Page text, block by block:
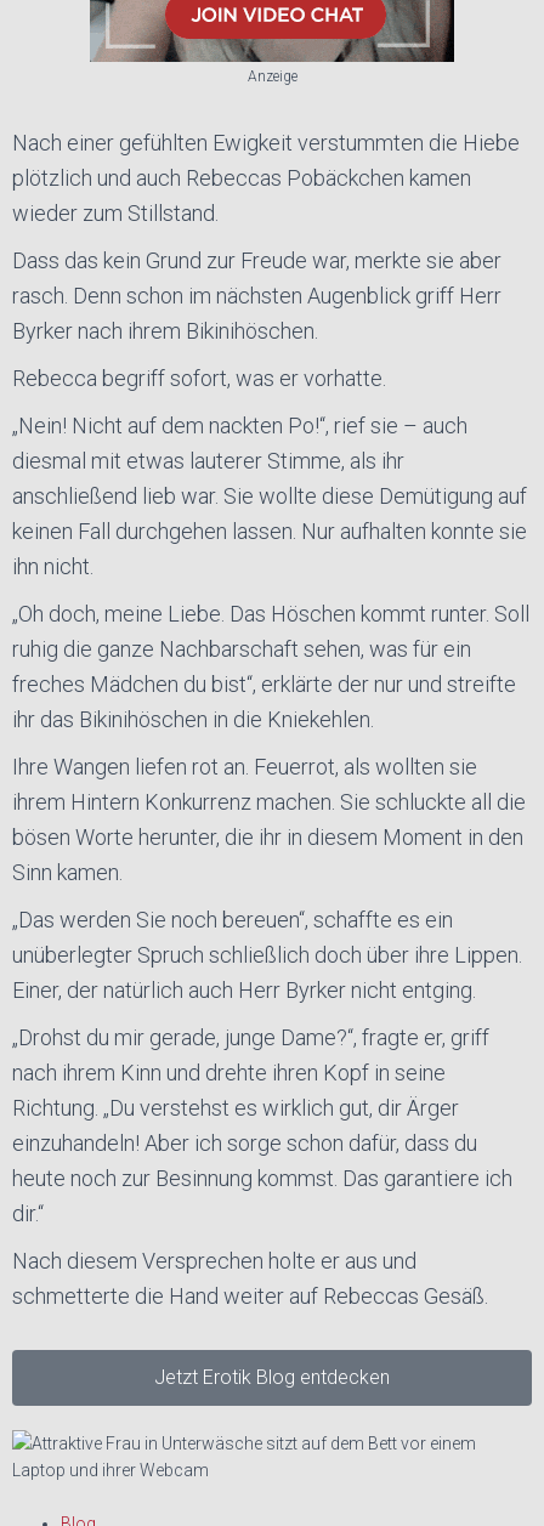
Anzeige
Nach einer gefühlten Ewigkeit verstummten die Hiebe
plötzlich und auch Rebeccas Pobäckchen kamen
wieder zum Stillstand.
Dass das kein Grund zur Freude war, merkte sie aber
rasch. Denn schon im nächsten Augenblick griff Herr
Byrker nach ihrem Bikinihöschen.
Rebecca begriff sofort, was er vorhatte.
„Nein! Nicht auf dem nackten Po!“, rief sie – auch
diesmal mit etwas lauterer Stimme, als ihr
anschließend lieb war. Sie wollte diese Demütigung auf
keinen Fall durchgehen lassen. Nur aufhalten konnte sie
ihn nicht.
„Oh doch, meine Liebe. Das Höschen kommt runter. Soll
ruhig die ganze Nachbarschaft sehen, was für ein
freches Mädchen du bist“, erklärte der nur und streifte
ihr das Bikinihöschen in die Kniekehlen.
Ihre Wangen liefen rot an. Feuerrot, als wollten sie
ihrem Hintern Konkurrenz machen. Sie schluckte all die
bösen Worte herunter, die ihr in diesem Moment in den
Sinn kamen.
„Das werden Sie noch bereuen“, schaffte es ein
unüberlegter Spruch schließlich doch über ihre Lippen.
Einer, der natürlich auch Herr Byrker nicht entging.
„Drohst du mir gerade, junge Dame?“, fragte er, griff
nach ihrem Kinn und drehte ihren Kopf in seine
Richtung. „Du verstehst es wirklich gut, dir Ärger
einzuhandeln! Aber ich sorge schon dafür, dass du
heute noch zur Besinnung kommst. Das garantiere ich
dir.“
Nach diesem Versprechen holte er aus und
schmetterte die Hand weiter auf Rebeccas Gesäß.
Jetzt Erotik Blog entdecken